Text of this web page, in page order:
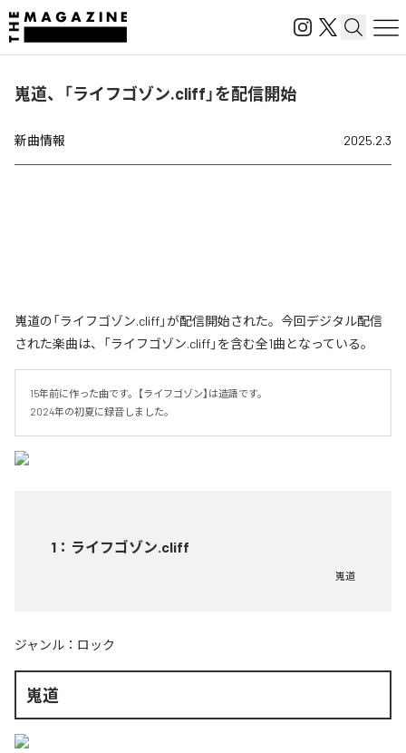
嵬道、「ライフゴゾン.cliff」を配信開始
新曲情報 2025.2.3
嵬道の「ライフゴゾン.cliff」が配信開始された。今回デジタル配信
された楽曲は、「ライフゴゾン.cliff」を含む全1曲となっている。
15年前に作った曲です。【ライフゴゾン】は造語です。
2024年の初夏に録音しました。
1 ： ライフゴゾン.cliff
嵬道
ジャンル： ロック
嵬道